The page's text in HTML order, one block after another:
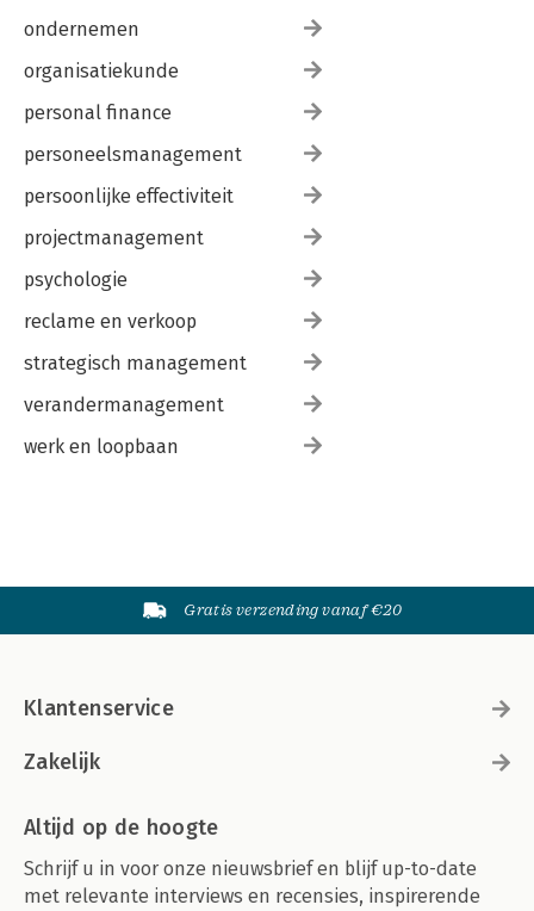
ondernemen
organisatiekunde
personal finance
personeelsmanagement
persoonlijke effectiviteit
projectmanagement
psychologie
reclame en verkoop
strategisch management
verandermanagement
werk en loopbaan
Gratis verzending vanaf €20
Klantenservice
Zakelijk
Altijd op de hoogte
Schrijf u in voor onze nieuwsbrief en blijf up-to-date
met relevante interviews en recensies, inspirerende